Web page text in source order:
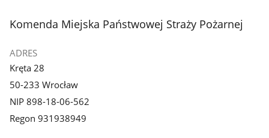
stopka
Komenda Miejska Państwowej Straży Pożarnej
ADRES
Kręta 28
50-233 Wrocław
NIP 898-18-06-562
Regon 931938949